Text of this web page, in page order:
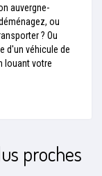
auvergne-
ou
? Ou
d'un véhicule de
louant votre
proches